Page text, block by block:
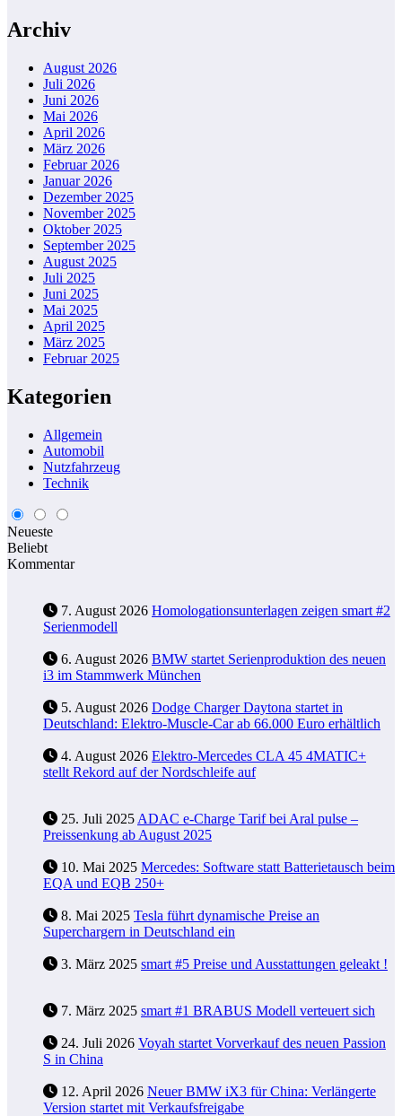
Archiv
August 2026
Juli 2026
Juni 2026
Mai 2026
April 2026
März 2026
Februar 2026
Januar 2026
Dezember 2025
November 2025
Oktober 2025
September 2025
August 2025
Juli 2025
Juni 2025
Mai 2025
April 2025
März 2025
Februar 2025
Kategorien
Allgemein
Automobil
Nutzfahrzeug
Technik
Neueste
Beliebt
Kommentar
7. August 2026 Homologationsunterlagen zeigen smart #2
Serienmodell
6. August 2026 BMW startet Serienproduktion des neuen
i3 im Stammwerk München
5. August 2026 Dodge Charger Daytona startet in
Deutschland: Elektro-Muscle-Car ab 66.000 Euro erhältlich
4. August 2026 Elektro-Mercedes CLA 45 4MATIC+
stellt Rekord auf der Nordschleife auf
25. Juli 2025 ADAC e-Charge Tarif bei Aral pulse –
Preissenkung ab August 2025
10. Mai 2025 Mercedes: Software statt Batterietausch beim
EQA und EQB 250+
8. Mai 2025 Tesla führt dynamische Preise an
Superchargern in Deutschland ein
3. März 2025 smart #5 Preise und Ausstattungen geleakt !
7. März 2025 smart #1 BRABUS Modell verteuert sich
24. Juli 2026 Voyah startet Vorverkauf des neuen Passion
S in China
12. April 2026 Neuer BMW iX3 für China: Verlängerte
Version startet mit Verkaufsfreigabe